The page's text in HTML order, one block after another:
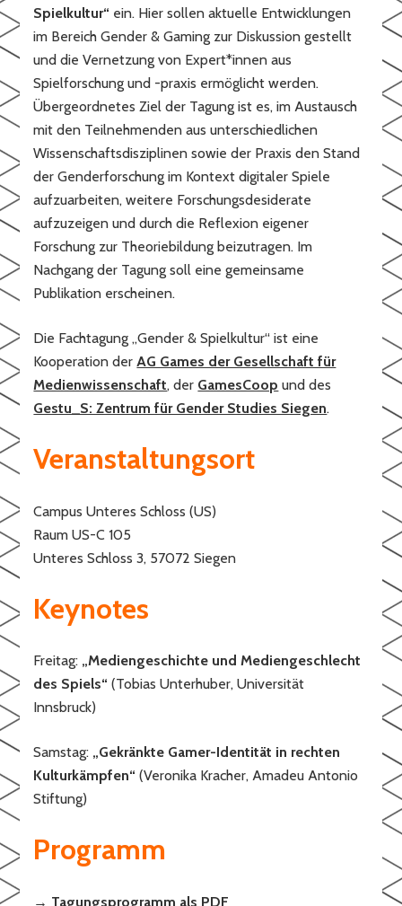
Spielkultur“ ein. Hier sollen aktuelle Entwicklungen
im Bereich Gender & Gaming zur Diskussion gestellt
und die Vernetzung von Expert*innen aus
Spielforschung und -praxis ermöglicht werden.
Übergeordnetes Ziel der Tagung ist es, im Austausch
mit den Teilnehmenden aus unterschiedlichen
Wissenschaftsdisziplinen sowie der Praxis den Stand
der Genderforschung im Kontext digitaler Spiele
aufzuarbeiten, weitere Forschungsdesiderate
aufzuzeigen und durch die Reflexion eigener
Forschung zur Theoriebildung beizutragen. Im
Nachgang der Tagung soll eine gemeinsame
Publikation erscheinen.
Die Fachtagung „Gender & Spielkultur“ ist eine
Kooperation derAG Games der Gesellschaft für
Medienwissenschaft, der GamesCoop und des
Gestu_S: Zentrum für Gender Studies Siegen.
Veranstaltungsort
Campus Unteres Schloss (US)
Raum US-C 105
Unteres Schloss 3, 57072 Siegen
Keynotes
Freitag: „Mediengeschichte und Mediengeschlecht
des Spiels“(Tobias Unterhuber, Universität
Innsbruck)
Samstag: „Gekränkte Gamer-Identität in rechten
Kulturkämpfen“ (Veronika Kracher, Amadeu Antonio
Stiftung)
Programm
→ Tagungsprogramm als PDF